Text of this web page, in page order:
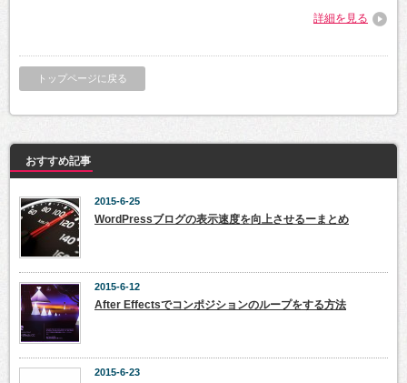
詳細を見る
トップページに戻る
おすすめ記事
2015-6-25
WordPressブログの表示速度を向上させるーまとめ
2015-6-12
After Effectsでコンポジションのループをする方法
2015-6-23